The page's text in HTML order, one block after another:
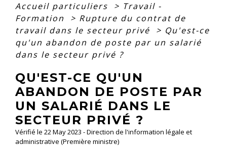
Accueil particuliers > Travail -
Formation
> Rupture du contrat de
travail dans le secteur privé
> Qu'est-ce
qu'un abandon de poste par un salarié
dans le secteur privé ?
QU'EST-CE QU'UN
ABANDON DE POSTE PAR
UN SALARIÉ DANS LE
SECTEUR PRIVÉ ?
Vérifié le 22 May 2023 - Direction de l'information légale et
administrative (Première ministre)